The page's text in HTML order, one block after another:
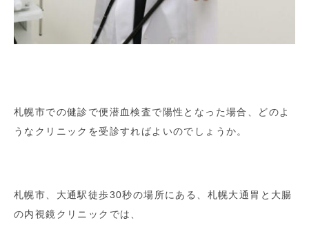
札幌市での健診で便潜血検査で陽性となった場合、どのよ
うなクリニックを受診すればよいのでしょうか。
札幌市、大通駅徒歩30秒の場所にある、札幌大通胃と大腸
の内視鏡クリニックでは、